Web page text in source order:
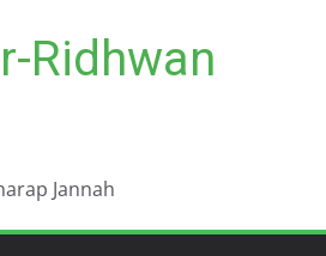
Ridhwan
Jannah